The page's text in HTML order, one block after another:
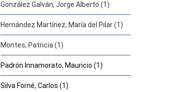
González Galván, Jorge Alberto (1)
Hernández Martínez, María del Pilar (1)
Montes, Patricia (1)
Padrón Innamorato, Mauricio (1)
Silva Forné, Carlos (1)